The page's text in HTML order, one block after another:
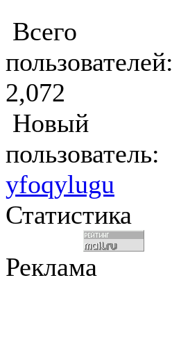
Всего
пользователей:
2,072
Новый
пользователь:
yfoqylugu
Статистика
Реклама